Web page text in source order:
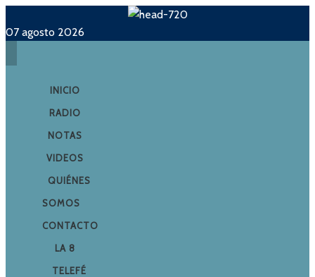
07 agosto 2026
INICIO
RADIO
NOTAS
VIDEOS
QUIÉNES
SOMOS
CONTACTO
LA 8
TELEFÉ